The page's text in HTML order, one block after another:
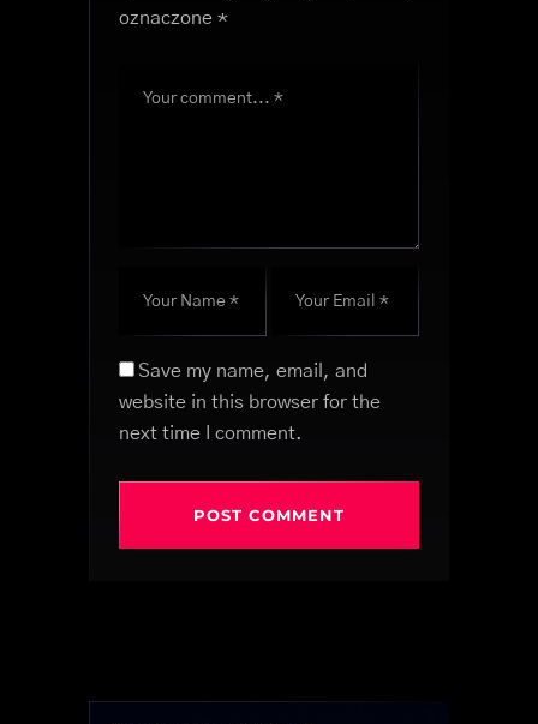
oznaczone *
Save my name, email, and
website in this browser for the
next time I comment.